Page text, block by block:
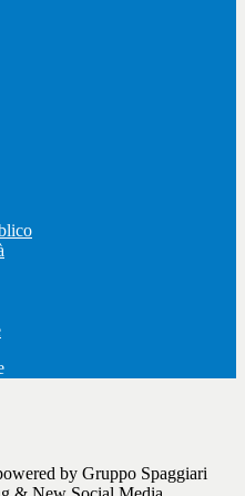
by Gruppo Spaggiari